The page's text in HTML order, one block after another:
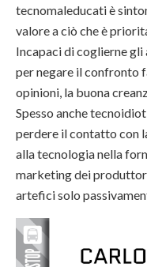
tecnomaleducati è
valore a ciò che è
Incapaci di coglierne
per negare il confronto
opinioni, la buona
Spesso anche
perdere il contatto con
alla tecnologia nella
marketing dei
artefici solo